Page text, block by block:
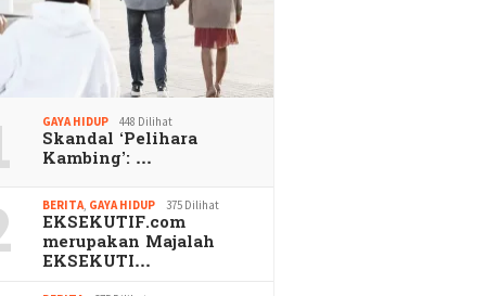
GAYA HIDUP 448 Dilihat
Skandal ‘Pelihara
Kambing’: …
BERITA, GAYA HIDUP 375 Dilihat
EKSEKUTIF.com
merupakan Majalah
EKSEKUTI…